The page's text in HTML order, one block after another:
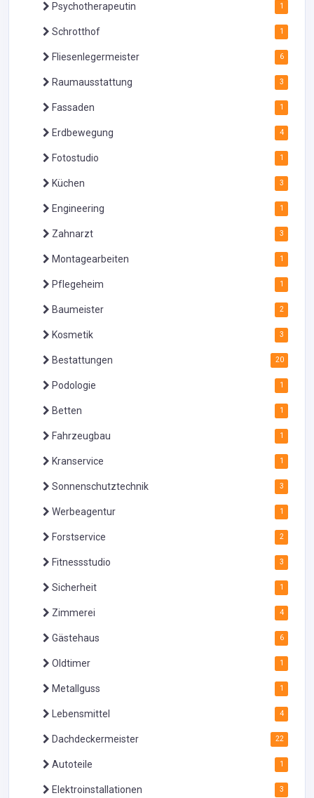
Psychotherapeutin 1
Schrotthof 1
Fliesenlegermeister 6
Raumausstattung 3
Fassaden 1
Erdbewegung 4
Fotostudio 1
Küchen 3
Engineering 1
Zahnarzt 3
Montagearbeiten 1
Pflegeheim 1
Baumeister 2
Kosmetik 3
Bestattungen 20
Podologie 1
Betten 1
Fahrzeugbau 1
Kranservice 1
Sonnenschutztechnik 3
Werbeagentur 1
Forstservice 2
Fitnessstudio 3
Sicherheit 1
Zimmerei 4
Gästehaus 6
Oldtimer 1
Metallguss 1
Lebensmittel 4
Dachdeckermeister 22
Autoteile 1
Elektroinstallationen 3